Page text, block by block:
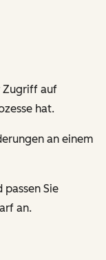
Zugriff auf
hat.
an einem
Sie
an.